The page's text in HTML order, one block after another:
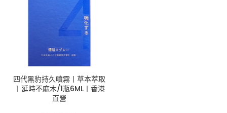
四代黑豹持久噴霧丨草本萃取
丨延時不麻木/1瓶6ML丨香港
直營